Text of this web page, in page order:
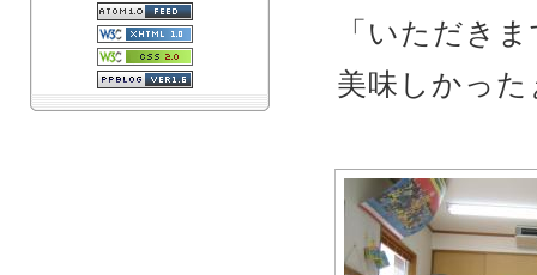
「いただき
美味しかった